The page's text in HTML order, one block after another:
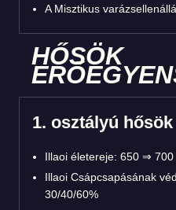
A Misztikus
HŐSÖK
1. osztályú hősök
Illaoi életereje: 650 ⇒ 700
Illaoi Csápcsapásának
30/40/60%